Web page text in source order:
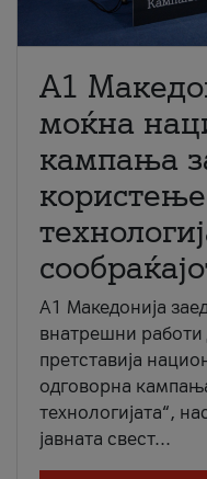
A1
моќна
кампања
A1 Македонија
внатрешни работи
претставија
одговорна
технологијата“,
јавната свест...